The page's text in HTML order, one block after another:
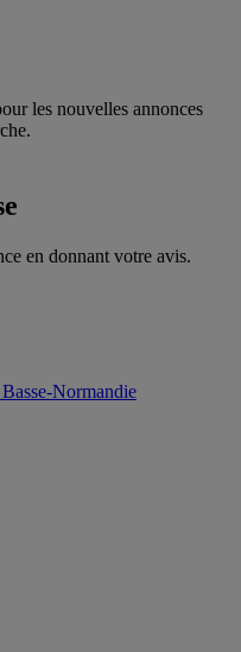
les nouvelles annonces
en donnant votre avis.
Normandie